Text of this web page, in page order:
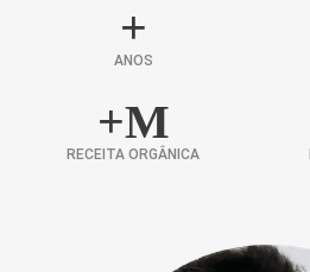
+
ANOS
+M
RECEITA ORGÂNICA